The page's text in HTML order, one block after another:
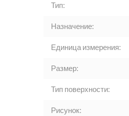
Тип:
Назначение:
Единица измерения:
Размер:
Тип поверхности:
Рисунок: